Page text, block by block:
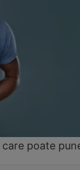
poate